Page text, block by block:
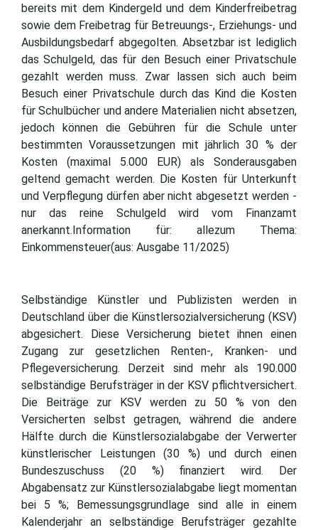
bereits mit dem Kindergeld und dem Kinderfreibetrag
sowie dem Freibetrag für Betreuungs-, Erziehungs- und
Ausbildungsbedarf abgegolten. Absetzbar ist lediglich
das Schulgeld, das für den Besuch einer Privatschule
gezahlt werden muss. Zwar lassen sich auch beim
Besuch einer Privatschule durch das Kind die Kosten
für Schulbücher und andere Materialien nicht absetzen,
jedoch können die Gebühren für die Schule unter
bestimmten Voraussetzungen mit jährlich 30 % der
Kosten (maximal 5.000 EUR) als Sonderausgaben
geltend gemacht werden. Die Kosten für Unterkunft
und Verpflegung dürfen aber nicht abgesetzt werden -
nur das reine Schulgeld wird vom Finanzamt
anerkannt.Information für: allezum Thema:
Einkommensteuer(aus: Ausgabe 11/2025)
Selbständige Künstler und Publizisten werden in
Deutschland über die Künstlersozialversicherung (KSV)
abgesichert. Diese Versicherung bietet ihnen einen
Zugang zur gesetzlichen Renten-, Kranken- und
Pflegeversicherung. Derzeit sind mehr als 190.000
selbständige Berufsträger in der KSV pflichtversichert.
Die Beiträge zur KSV werden zu 50 % von den
Versicherten selbst getragen, während die andere
Hälfte durch die Künstlersozialabgabe der Verwerter
künstlerischer Leistungen (30 %) und durch einen
Bundeszuschuss (20 %) finanziert wird. Der
Abgabensatz zur Künstlersozialabgabe liegt momentan
bei 5 %; Bemessungsgrundlage sind alle in einem
Kalenderjahr an selbständige Berufsträger gezahlte